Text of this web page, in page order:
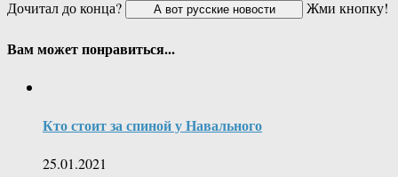
Дочитал до конца?
Жми кнопку!
Вам может понравиться...
Кто стоит за спиной у Навального
25.01.2021